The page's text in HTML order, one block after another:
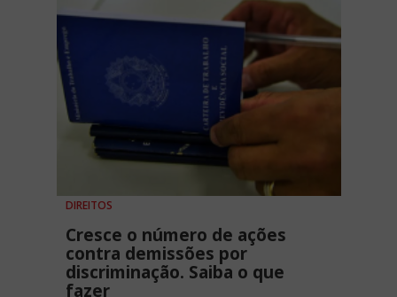
DIREITOS
Cresce o número de ações
contra demissões por
discriminação. Saiba o que
fazer